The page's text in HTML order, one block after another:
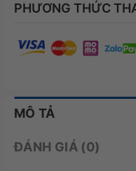
PHƯƠNG THỨC
MÔ TẢ
ĐÁNH GIÁ (0)